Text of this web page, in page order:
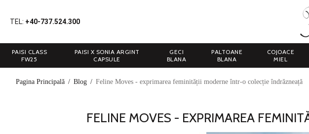
TEL: +40-737.524.300
PAISI CLASS
FW25
PAISI X SONIA ARGINT
CAPSULE
GECI
BLANA
PALTOANE
BLANA
COJOACE
MIEL
Pagina Principală / Blog / Feline Moves - exprimarea feminității moderne într-o colecție îndrăzneață
FELINE MOVES - EXPRIMAREA